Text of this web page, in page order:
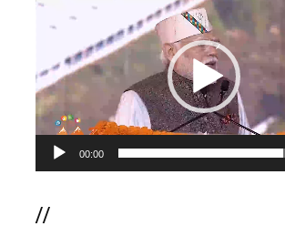
00:00
//